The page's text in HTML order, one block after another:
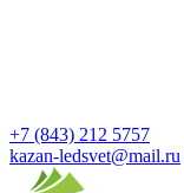
+7 (843) 212 5757
kazan-ledsvet@mail.ru